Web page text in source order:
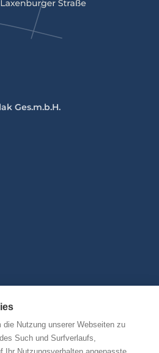
Ges.m.b.H.
Nutzung unserer Webseiten zu
Such und Surfverlaufs,